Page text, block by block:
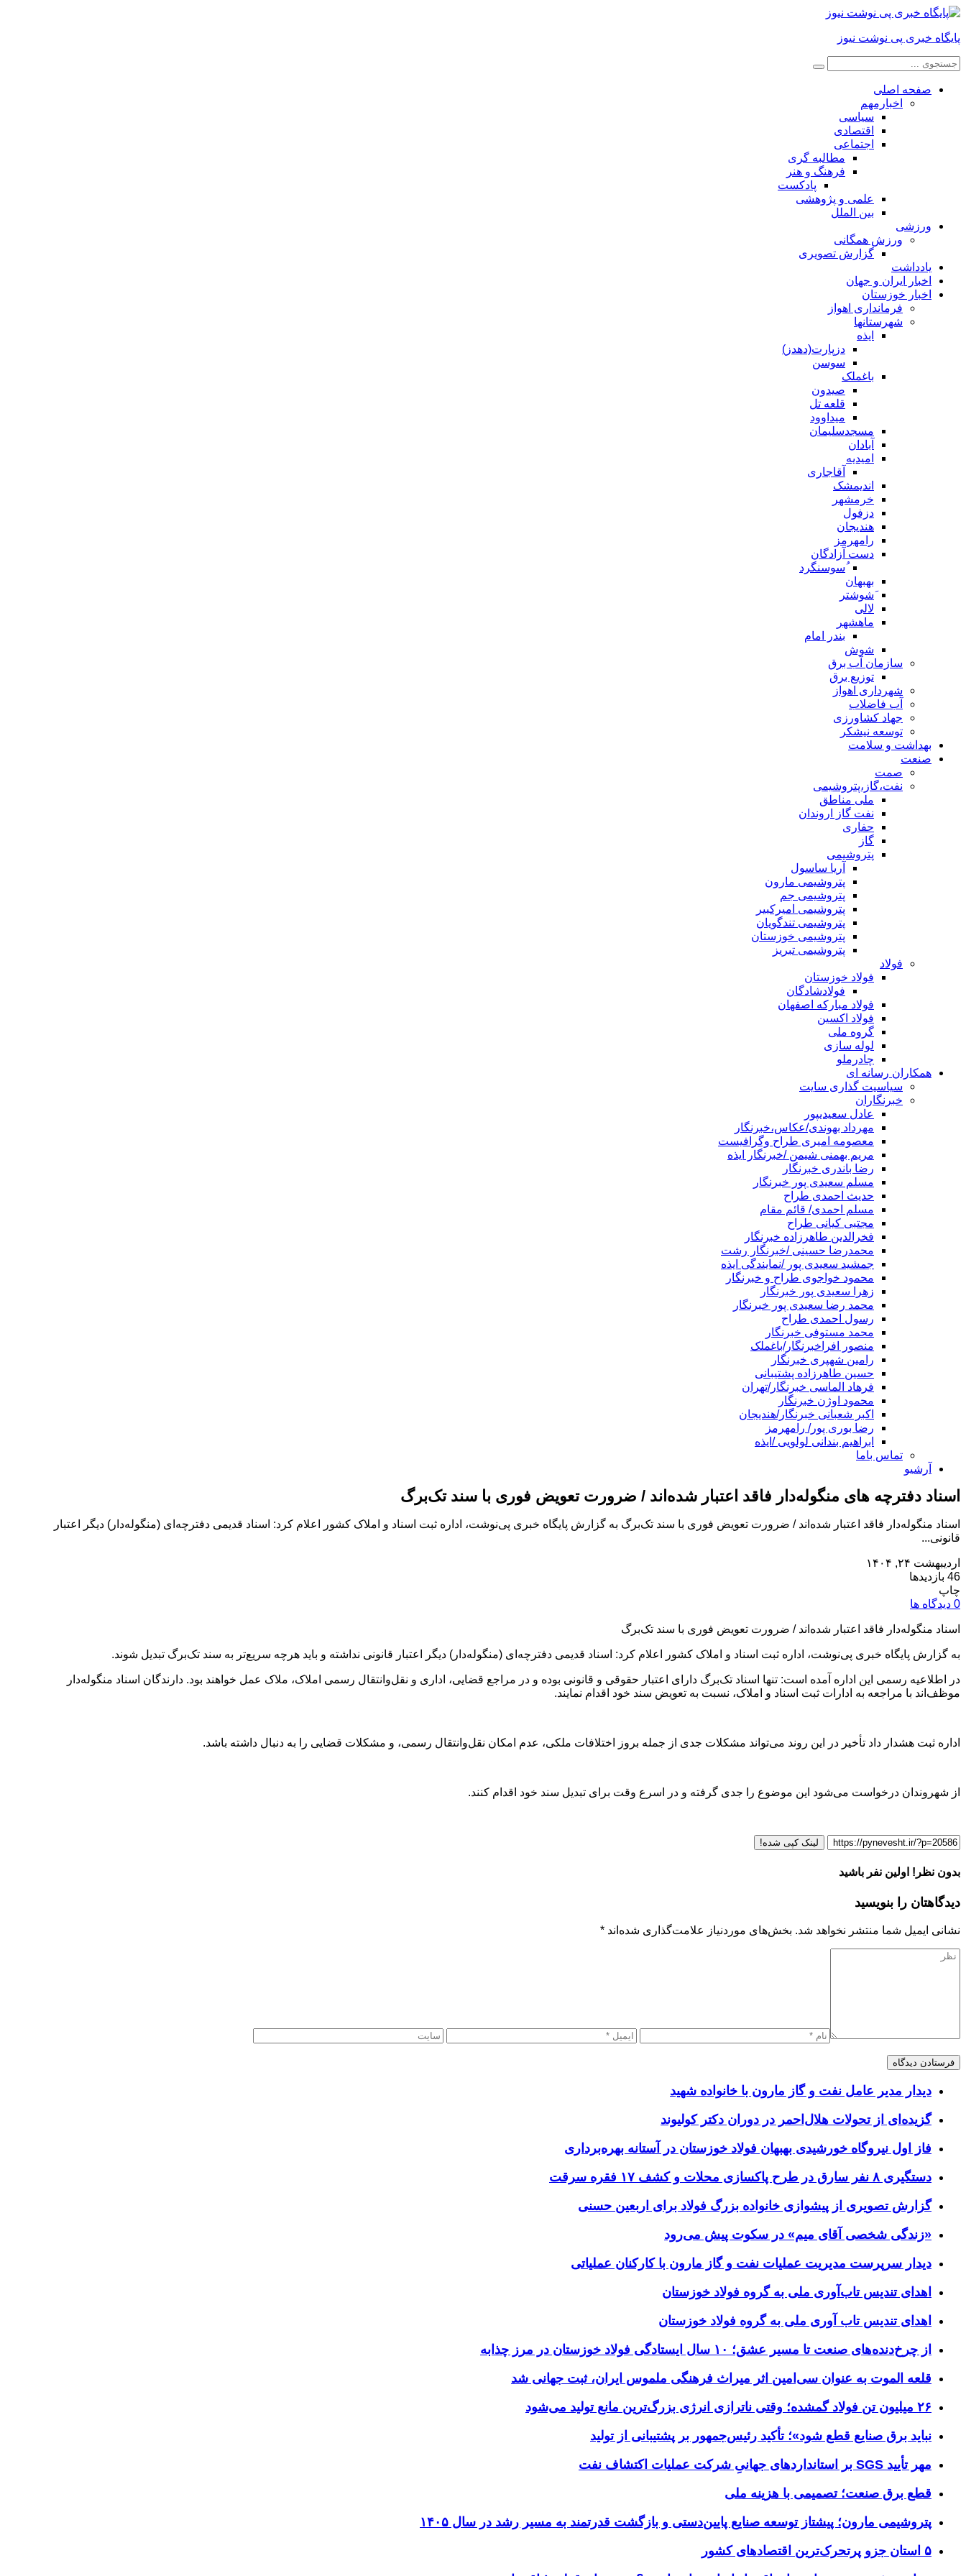
پایگاه خبری پی نوشت نیوز
صفحه اصلی
اخبارمهم
سیاسی
اقتصادی
اجتماعی
مطالبه گری
فرهنگ و هنر
پادکست
علمی و پژوهشی
بین الملل
ورزشی
ورزش همگانی
گزارش تصویری
یادداشت
اخبار ایران و جهان
اخبار خوزستان
فرمانداری اهواز
شهرستانها
ایذه
دزپارت(دهدز)
سوسن
باغملک
صیدون
قلعه تل
میداوود
مسجدسلیمان
آبادان
امیدیه
آقاجاری
اندیمشک
خرمشهر
دزفول
هندیجان
رامهرمز
دست آزادگان
ُسوسنگرد
بهبهان
َشوشتر
لالی
ماهشهر
بندر امام
شوش
سازمان آب برق
توزیع برق
شهرداری اهواز
آب فاضلاب
جهاد کشاورزی
توسعه نیشکر
بهداشت و سلامت
صنعت
صمت
نفت،گاز،پتروشیمی
ملی مناطق
نفت گاز اروندان
حفاری
گاز
پتروشیمی
آریا ساسول
پتروشیمی مارون
پتروشیمی جم
پتروشیمی امیرکبیر
پتروشیمی تندگویان
پتروشیمی خوزستان
پتروشیمی تبریز
فولاد
فولاد خوزستان
فولادشادگان
فولاد مبارکه اصفهان
فولاد اکسین
گروه ملی
لوله سازی
چادرملو
همکاران رسانه ای
سیاسیت گذاری سایت
خبرنگاران
عادل سعیدیپور
مهرداد بهوندی/عکاس،خبرنگار
معصومه امیری طراح وگرافیست
مریم بهمنی شیمن /خبرنگار ایذه
رضا باندری خبرنگار
مسلم سعیدی پور خبرنگار
حدیث احمدی طراح
مسلم احمدی/ قائم مقام
مجتبی کیانی طراح
فخرالدین طاهرزاده خبرنگار
محمدرضا حسینی /خبرنگار رشت
جمشید سعیدی پور /نمایندگی ایذه
محمود خواجوی طراح و خبرنگار
زهرا سعیدی پور خبرنگار
محمد رضا سعیدی پور خبرنگار
رسول احمدی طراح
محمد مستوفی خبرنگار
منصور افراخبرنگار/باغملک
رامین شهپری خبرنگار
حسین طاهرزاده پشتیبانی
فرهاد الماسی خبرنگار/تهران
محمود اوژن خبرنگار
اکبر شعبانی خبرنگار/هندیجان
رضا بوری پور/ رامهرمز
ابراهیم بندانی لولویی /ایذه
تماس باما
آرشیو
اسناد دفترچه های منگوله‌دار فاقد اعتبار شده‌اند / ضرورت تعویض فوری با سند تک‌برگ
اسناد منگوله‌دار فاقد اعتبار شده‌اند / ضرورت تعویض فوری با سند تک‌برگ به گزارش پایگاه خبری پی‌نوشت، اداره ثبت اسناد و املاک کشور اعلام کرد: اسناد قدیمی دفترچه‌ای (منگوله‌دار) دیگر اعتبار
قانونی...
اردیبهشت ۲۴, ۱۴۰۴
46 بازدیدها
چاپ
0 دیدگاه ها
اسناد منگوله‌دار فاقد اعتبار شده‌اند / ضرورت تعویض فوری با سند تک‌برگ
به گزارش پایگاه خبری پی‌نوشت، اداره ثبت اسناد و املاک کشور اعلام کرد: اسناد قدیمی دفترچه‌ای (منگوله‌دار) دیگر اعتبار قانونی نداشته و باید هرچه سریع‌تر به سند تک‌برگ تبدیل شوند.
در اطلاعیه رسمی این اداره آمده است: تنها اسناد تک‌برگ دارای اعتبار حقوقی و قانونی بوده و در مراجع قضایی، اداری و نقل‌وانتقال رسمی املاک، ملاک عمل خواهند بود. دارندگان اسناد منگوله‌دار
موظف‌اند با مراجعه به ادارات ثبت اسناد و املاک، نسبت به تعویض سند خود اقدام نمایند.
اداره ثبت هشدار داد تأخیر در این روند می‌تواند مشکلات جدی از جمله بروز اختلافات ملکی، عدم امکان نقل‌وانتقال رسمی، و مشکلات قضایی را به دنبال داشته باشد.
از شهروندان درخواست می‌شود این موضوع را جدی گرفته و در اسرع وقت برای تبدیل سند خود اقدام کنند.
لینک کپی شده!
بدون نظر! اولین نفر باشید
دیدگاهتان را بنویسید
نشانی ایمیل شما منتشر نخواهد شد. بخش‌های موردنیاز علامت‌گذاری شده‌اند *
دیدار مدیر عامل نفت و گاز مارون با خانواده شهید
گزیده‌ای از تحولات هلال‌احمر در دوران دکتر کولیوند
فاز اول نیروگاه خورشیدی بهبهان فولاد خوزستان در آستانه بهره‌برداری
دستگیری ۸ نفر سارق در طرح پاکسازی محلات و کشف ۱۷ فقره سرقت
گزارش تصویری از پیشوازی خانواده بزرگ فولاد برای اربعین حسنی
«زندگی شخصی آقای میم» در سکوت پیش می‌رود
دیدار سرپرست مدیریت عملیات نفت و گاز مارون با کارکنان عملیاتی
اهدای تندیس تاب‌آوری ملی به گروه فولاد خوزستان
اهدای تندیس تاب آوری ملی به گروه فولاد خوزستان
از چرخ‌دنده‌های صنعت تا مسیر عشق؛ ۱۰ سال ایستادگی فولاد خوزستان در مرز چذابه
قلعه الموت به عنوان سی‌امین اثر میراث‌ فرهنگی ملموس ایران، ثبت جهانی شد
۲۶ میلیون تن فولاد گمشده؛ وقتی ناترازی انرژی بزرگ‌ترین مانع تولید می‌شود
نباید برق صنایع قطع شود»؛ تأکید رئیس‌جمهور بر پشتیبانی از تولید
مهر تأیید SGS بر استانداردهای جهانیِ شرکت عملیات اکتشاف نفت
قطع برق صنعت؛ تصمیمی با هزینه ملی
پتروشیمی مارون؛ پیشتاز توسعه صنایع پایین‌دستی و بازگشت قدرتمند به مسیر رشد در سال ۱۴۰۵
۵ استان جزو پرتحرک‌ترین اقتصاد‌های کشور